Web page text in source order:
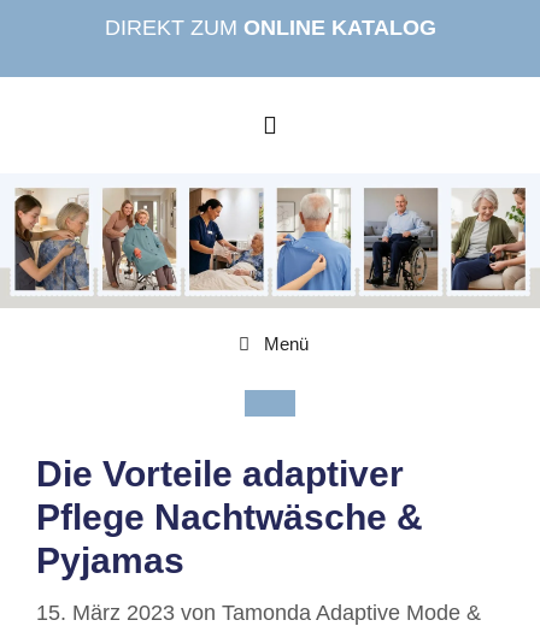
springen
DIREKT ZUM ONLINE KATALOG
Menü
Die Vorteile adaptiver
Pflege Nachtwäsche &
Pyjamas
15. März 2023 von Tamonda Adaptive Mode &